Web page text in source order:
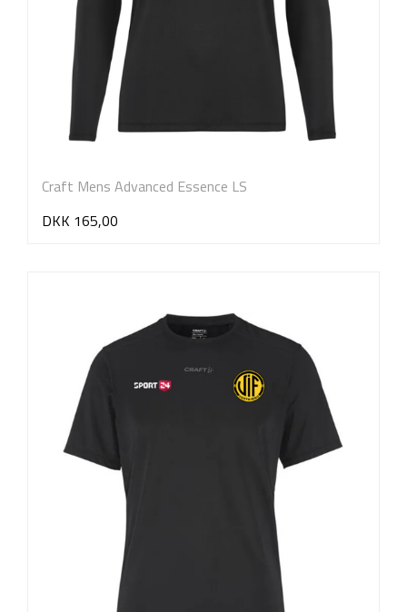
Craft Mens Advanced Essence LS
DKK 165,00